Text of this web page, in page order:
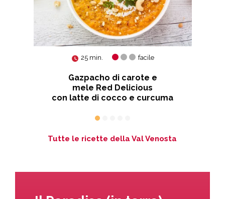
25 min. facile
Gazpacho di carote e
mele Red Delicious
con latte di cocco e curcuma
Tutte le ricette della Val Venosta